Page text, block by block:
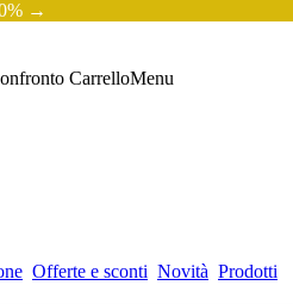
→
CarrelloMenu
Offerte e sconti Novità Prodotti